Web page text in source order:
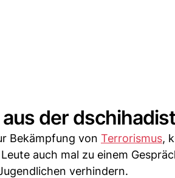
der
Bekämpfung von Terrorismus,
auch mal zu einem
verhindern.